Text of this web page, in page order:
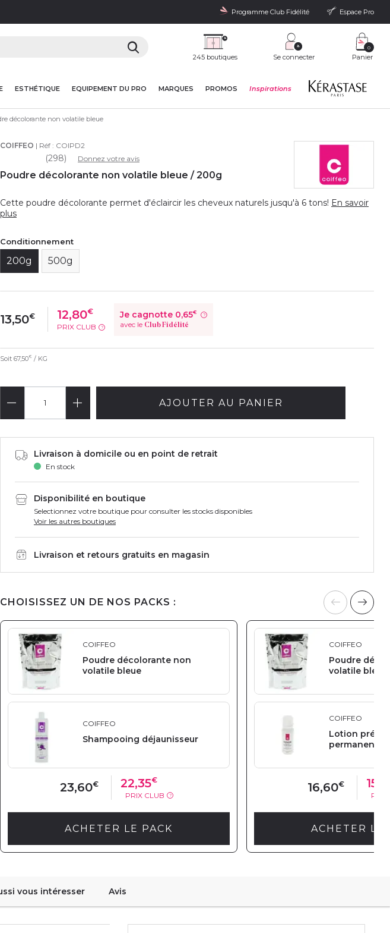
Programme Club Fidélité Espace Pro
245 boutiques Se connecter Panier
0
ESTHÉTIQUE EQUIPEMENT DU PRO MARQUES PROMOS Inspirations
décolorante non volatile bleue
COIFFEO | Réf : COIPD2
(298) Donnez votre avis
Poudre décolorante non volatile bleue / 200g
Cette poudre décolorante permet d'éclaircir les cheveux naturels jusqu'à 6 tons! En savoir
plus
Conditionnement
200g 500g
13,50€ 12,80€
PRIX CLUB
?
Je cagnotte 0,65€
avec le Club Fidélité
?
Soit 67,50€ / KG
AJOUTER AU PANIER
Livraison à domicile ou en point de retrait
En stock
Disponibilité en boutique
Selectionnez votre boutique pour consulter les stocks disponibles
Voir les autres boutiques
Livraison et retours gratuits en magasin
CHOISISSEZ UN DE NOS PACKS :
COIFFEO
Poudre décolorante non
volatile bleue
COIFFEO
Shampooing déjaunisseur
23,60€ 22,35€
PRIX CLUB
?
ACHETER LE PACK
COIFFEO
Poudre
volatile bleue
COIFFEO
Lotion pré-
permanente
16,60€
ACHETER LE
vous intéresser Avis